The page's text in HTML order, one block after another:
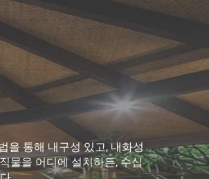
을 통해 내구성 있고, 내화성
물을 어디에 설치하든, 수십